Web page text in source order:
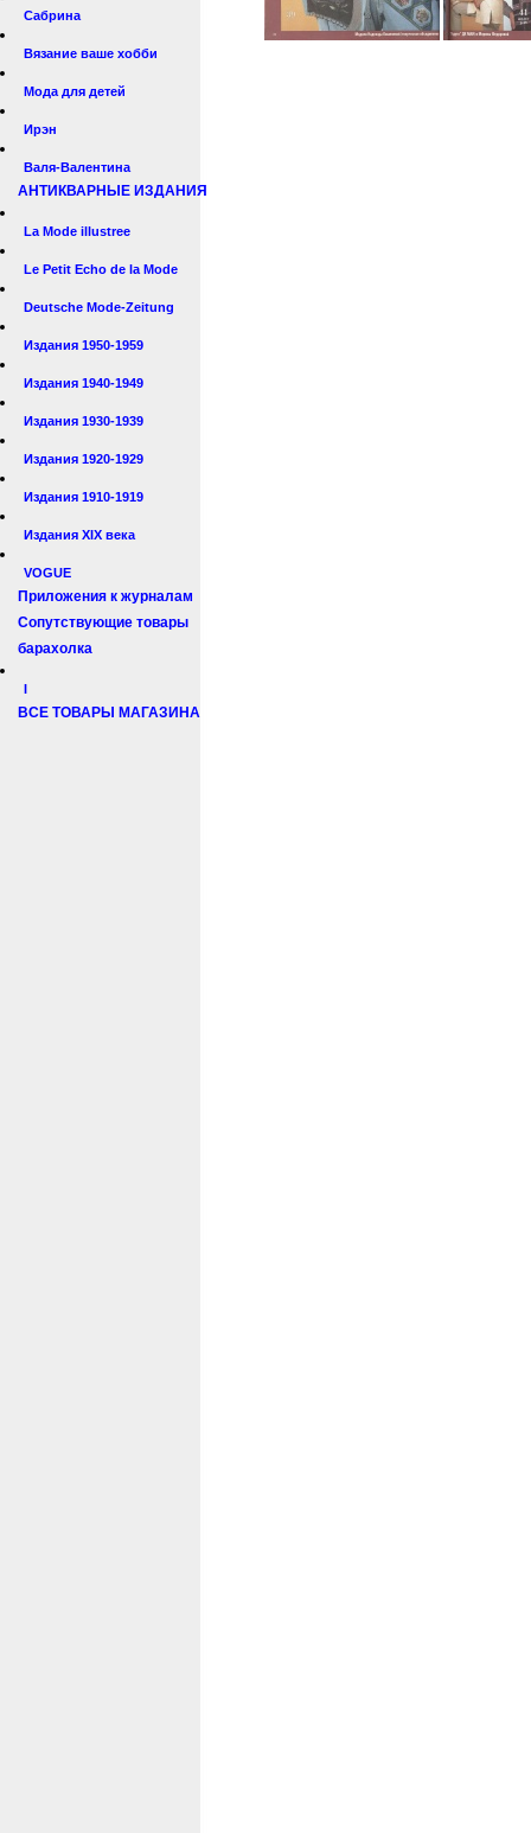
Сабрина
Вязание ваше хобби
Мода для детей
Ирэн
Валя-Валентина
АНТИКВАРНЫЕ ИЗДАНИЯ
La Mode illustree
Le Petit Echo de la Mode
Deutsche Mode-Zeitung
Издания 1950-1959
Издания 1940-1949
Издания 1930-1939
Издания 1920-1929
Издания 1910-1919
Издания XIX века
VOGUE
Приложения к журналам
Сопутствующие товары
барахолка
I
ВСЕ ТОВАРЫ МАГАЗИНА